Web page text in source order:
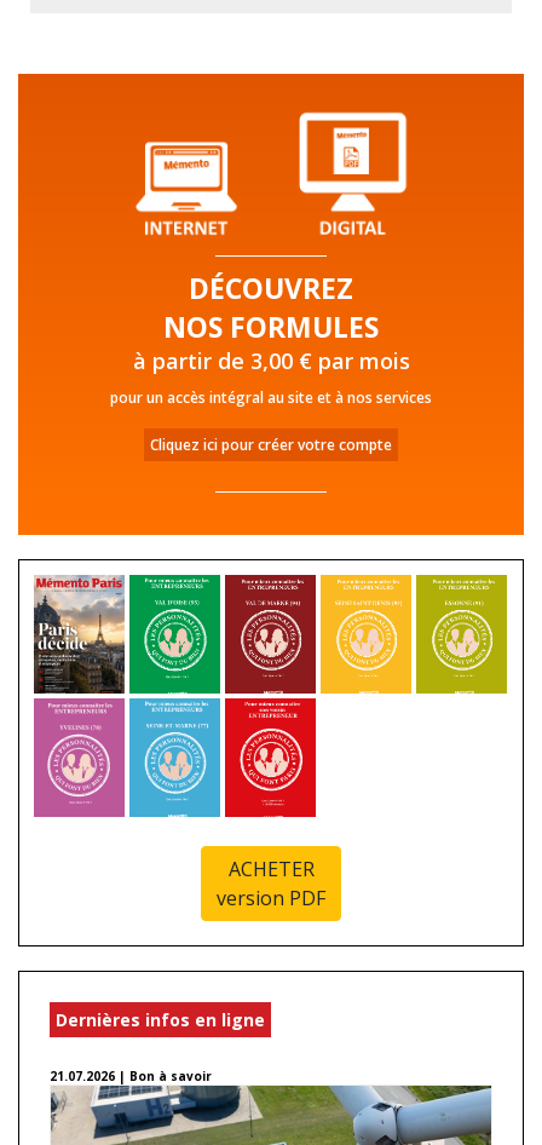
DÉCOUVREZ
NOS FORMULES
à partir de 3,00 € par mois
pour un accès intégral au site et à nos services
Cliquez ici pour créer votre compte
ACHETER
version PDF
Dernières infos en ligne
21.07.2026 | Bon à savoir